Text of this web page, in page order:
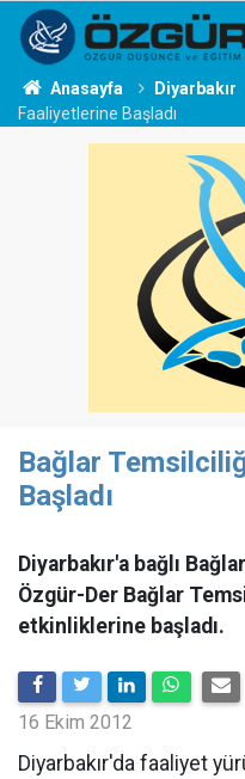
Anasayfa Diyarbakır
Faaliyetlerine Başladı
Bağlar
Başladı
Diyarbakır'a bağlı
Özgür-Der Bağlar
etkinliklerine başladı.
16 Ekim 2012
Diyarbakır'da faaliyet